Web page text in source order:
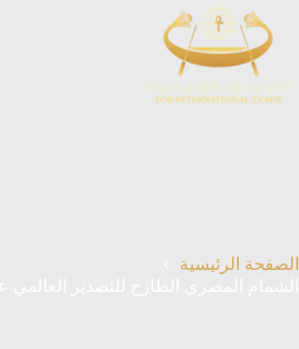
المحتوى
الصفحة الرئيسية